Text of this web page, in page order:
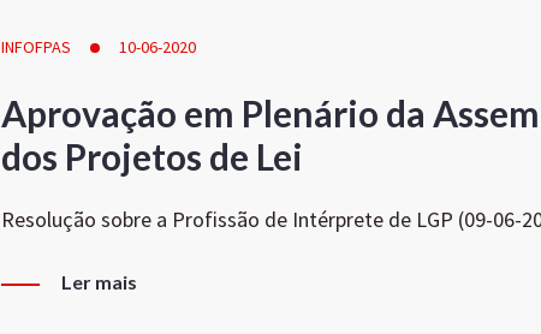
INFOFPAS 10-06-2020
Aprovação em Plenário da
dos Projetos de Lei
Resolução sobre a Profissão de Intérprete de LGP (09-06-
Ler mais